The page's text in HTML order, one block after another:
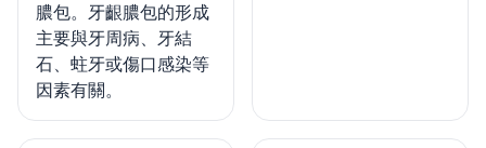
膿包。牙齦膿包的形成
主要與牙周病、牙結
石、蛀牙或傷口感染等
因素有關。